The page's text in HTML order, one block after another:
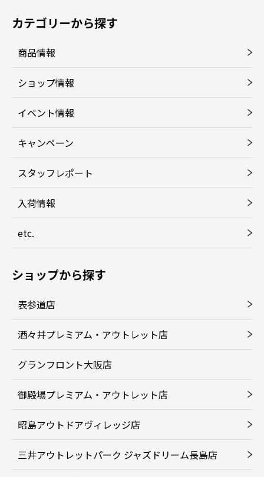
カテゴリーから探す
商品情報
ショップ情報
イベント情報
キャンペーン
スタッフレポート
入荷情報
etc.
ショップから探す
表参道店
酒々井プレミアム・アウトレット店
グランフロント大阪店
御殿場プレミアム・アウトレット店
昭島アウトドアヴィレッジ店
三井アウトレットパーク ジャズドリーム長島店